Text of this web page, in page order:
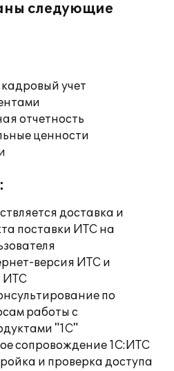
следующие
учет
отчетность
ценности
доставка и
поставки ИТС на
версия ИТС и
ИТС
по
работы с
"1С"
сопровождение 1С:ИТС
и проверка доступа